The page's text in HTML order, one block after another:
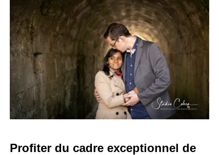
Profiter du cadre exceptionnel de